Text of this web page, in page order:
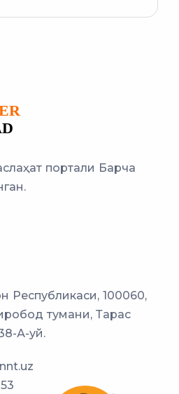
портали Барча
Республикаси, 100060,
тумани, Тарас
А-уй.